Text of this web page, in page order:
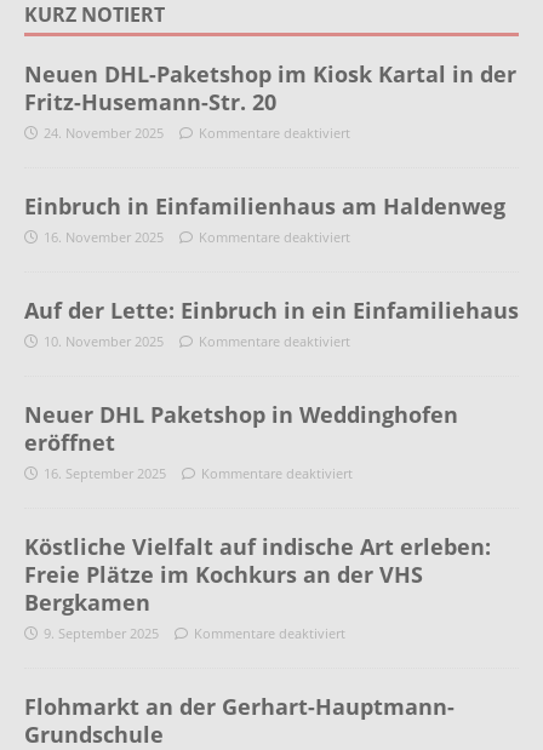
KURZ NOTIERT
Neuen DHL-Paketshop im Kiosk Kartal in der
Fritz-Husemann-Str. 20
24. November 2025 Kommentare deaktiviert
Einbruch in Einfamilienhaus am Haldenweg
16. November 2025 Kommentare deaktiviert
Auf der Lette: Einbruch in ein Einfamiliehaus
10. November 2025 Kommentare deaktiviert
Neuer DHL Paketshop in Weddinghofen
eröffnet
16. September 2025 Kommentare deaktiviert
Köstliche Vielfalt auf indische Art erleben:
Freie Plätze im Kochkurs an der VHS
Bergkamen
9. September 2025 Kommentare deaktiviert
Flohmarkt an der Gerhart-Hauptmann-
Grundschule